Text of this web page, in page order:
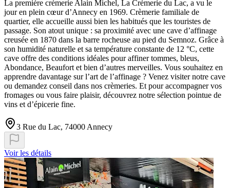
La première crèmerie Alain Michel, La Crèmerie du Lac, a vu le
jour en plein cœur d’Annecy en 1969. Crèmerie familiale de
quartier, elle accueille aussi bien les habitués que les touristes de
passage. Son atout unique : sa proximité avec une cave d’affinage
creusée en 1870 dans la barre rocheuse au pied du Semnoz. Grâce à
son humidité naturelle et sa température constante de 12 °C, cette
cave offre des conditions idéales pour affiner tommes, bleus,
Abondance, Beaufort et bien d’autres merveilles. Vous souhaitez en
apprendre davantage sur l’art de l’affinage ? Venez visiter notre cave
ou demandez conseil dans nos crèmeries. Et pour accompagner vos
fromages ou vous faire plaisir, découvrez notre sélection pointue de
vins et d’épicerie fine.
3 Rue du Lac, 74000 Annecy
Voir les détails